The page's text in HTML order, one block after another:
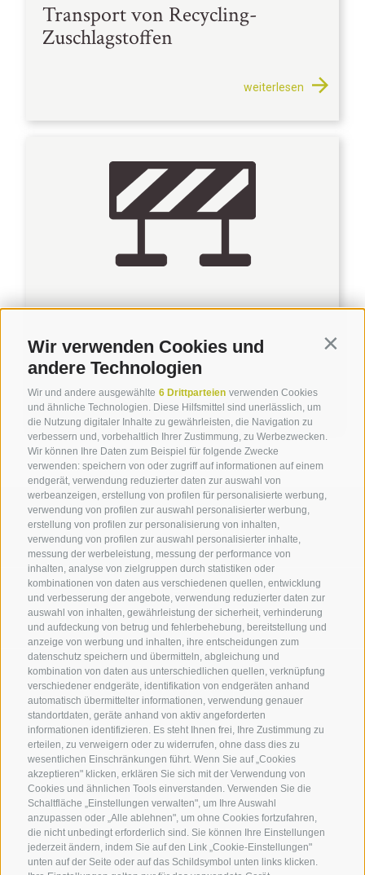
Wir verwenden Cookies und
andere Technologien
Wir und andere ausgewählte 6 Drittparteien verwenden Cookies
und ähnliche Technologien. Diese Hilfsmittel sind unerlässlich, um
die Nutzung digitaler Inhalte zu gewährleisten, die Navigation zu
verbessern und, vorbehaltlich Ihrer Zustimmung, zu Werbezwecken.
Wir können Ihre Daten zum Beispiel für folgende Zwecke
verwenden: speichern von oder zugriff auf informationen auf einem
endgerät, verwendung reduzierter daten zur auswahl von
werbeanzeigen, erstellung von profilen für personalisierte werbung,
verwendung von profilen zur auswahl personalisierter werbung,
erstellung von profilen zur personalisierung von inhalten,
verwendung von profilen zur auswahl personalisierter inhalte,
messung der werbeleistung, messung der performance von
inhalten, analyse von zielgruppen durch statistiken oder
kombinationen von daten aus verschiedenen quellen, entwicklung
und verbesserung der angebote, verwendung reduzierter daten zur
auswahl von inhalten, gewährleistung der sicherheit, verhinderung
und aufdeckung von betrug und fehlerbehebung, bereitstellung und
anzeige von werbung und inhalten, ihre entscheidungen zum
datenschutz speichern und übermitteln, abgleichung und
kombination von daten aus unterschiedlichen quellen, verknüpfung
verschiedener endgeräte, identifikation von endgeräten anhand
automatisch übermittelter informationen, verwendung genauer
standortdaten, geräte anhand von aktiv angeforderten
informationen identifizieren. Es steht Ihnen frei, Ihre Zustimmung zu
erteilen, zu verweigern oder zu widerrufen, ohne dass dies zu
wesentlichen Einschränkungen führt. Wenn Sie auf „Cookies
akzeptieren" klicken, erklären Sie sich mit der Verwendung von
Cookies und ähnlichen Tools einverstanden. Verwenden Sie die
Schaltfläche „Einstellungen verwalten", um Ihre Auswahl
anzupassen oder „Alle ablehnen", um ohne Cookies fortzufahren,
die nicht unbedingt erforderlich sind. Sie können Ihre Einstellungen
jederzeit ändern, indem Sie auf den Link „Cookie-Einstellungen"
unten auf der Seite oder auf das Schildsymbol unten links klicken.
Transport von Recycling-
Zuschlagstoffen
weiterlesen
weiterlesen
Sie haben Fragen?
+39 0471 282 894
Schreiben Sie uns!
KONTAKTFORMULAR
Erfahren Sie mehr
DOWNLOADS